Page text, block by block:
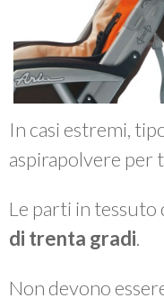
In casi estremi,
aspirapolvere per
Le parti in tessuto
di trenta gradi.
Non devono